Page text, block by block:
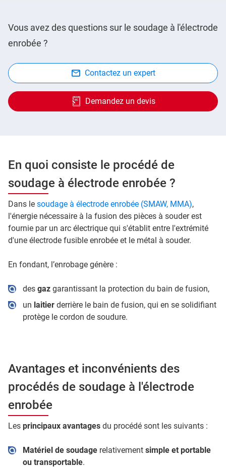
Vous avez des questions sur le soudage à l'électrode
enrobée ?
Contactez un expert
Demandez un devis
En quoi consiste le procédé de
soudage à électrode enrobée ?
Dans le soudage à électrode enrobée (SMAW, MMA),
l'énergie nécessaire à la fusion des pièces à souder est
fournie par un arc électrique qui s'établit entre l'extrémité
d'une électrode fusible enrobée et le métal à souder.
En fondant, l’enrobage génère :
des gaz garantissant la protection du bain de fusion,
un laitier derrière le bain de fusion, qui en se solidifiant
protège le cordon de soudure.
Avantages et inconvénients des
procédés de soudage à l'électrode
enrobée
Les principaux avantages du procédé sont les suivants :
Matériel de soudagerelativement simple et portable
ou transportable.